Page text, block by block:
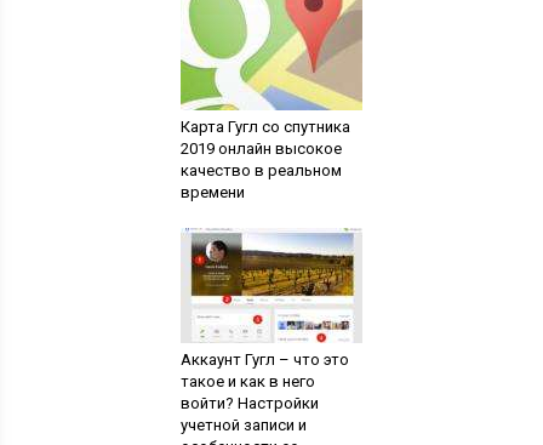
Карта Гугл со спутника
2019 онлайн высокое
качество в реальном
времени
Аккаунт Гугл – что это
такое и как в него
войти? Настройки
учетной записи и